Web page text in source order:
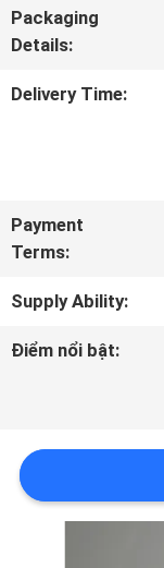
NHÀ
CHẤT
LƯỢNG
VỚI
CHÚNG
Packaging
Details:
Delivery Time:
Payment
Terms:
Supply Ability:
Điểm nổi bật: